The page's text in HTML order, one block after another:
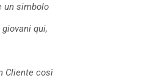
un simbolo
qui,
Cliente così